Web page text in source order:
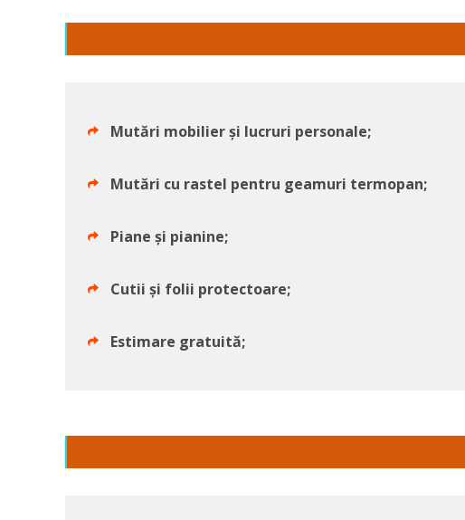
Mutări mobilier și lucruri personale;
Mutări cu rastel pentru geamuri termopan;
Piane și pianine;
Cutii și folii protectoare;
Estimare gratuită;